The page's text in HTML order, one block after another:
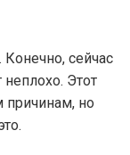
сейчас
неплохо. Этот
причинам, но